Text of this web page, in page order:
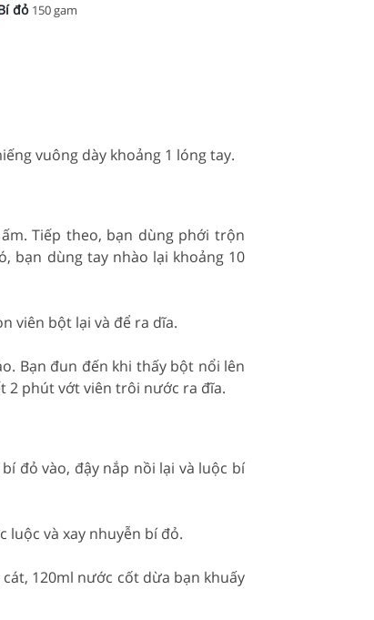
đỏ 150 gam
vuông dày khoảng 1 lóng tay.
Tiếp theo, bạn dùng phới trộn
bạn dùng tay nhào lại khoảng 10
viên bột lại và để ra dĩa.
Bạn đun đến khi thấy bột nổi lên
2 phút vớt viên trôi nước ra đĩa.
đỏ vào, đậy nắp nồi lại và luộc bí
luộc và xay nhuyễn bí đỏ.
120ml nước cốt dừa bạn khuấy